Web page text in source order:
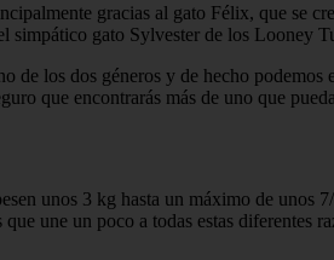
gracias al gato Félix, que se
simpático gato Sylvester de los Looney
los dos géneros y de hecho podemos
que encontrarás más de uno que
unos 3 kg hasta un máximo de unos
une un poco a todas estas diferentes